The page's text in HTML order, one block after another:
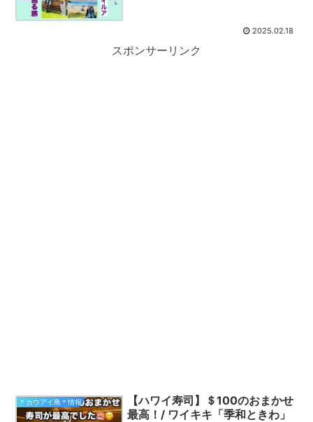
2025.02.18
スポンサーリンク
＊カウアイ島＊情報
【ハワイ寿司】＄100のおまかせ
最高！/ ワイキキ「季和ときわ」